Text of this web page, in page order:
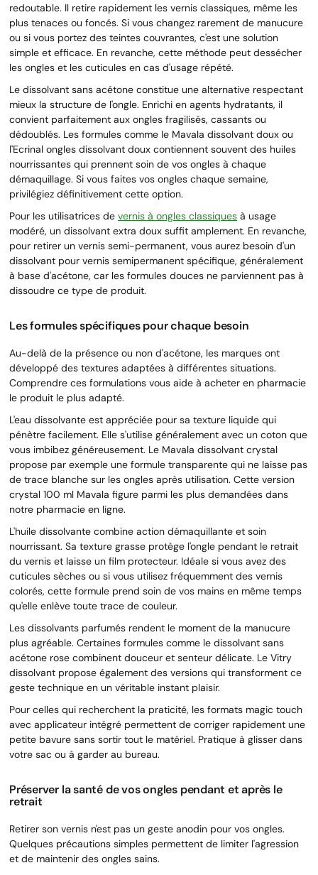
redoutable. Il retire rapidement les vernis classiques, même les
plus tenaces ou foncés. Si vous changez rarement de manucure
ou si vous portez des teintes couvrantes, c'est une solution
simple et efficace. En revanche, cette méthode peut dessécher
les ongles et les cuticules en cas d'usage répété.
Le dissolvant sans acétone constitue une alternative respectant
mieux la structure de l'ongle. Enrichi en agents hydratants, il
convient parfaitement aux ongles fragilisés, cassants ou
dédoublés. Les formules comme le Mavala dissolvant doux ou
l'Ecrinal ongles dissolvant doux contiennent souvent des huiles
nourrissantes qui prennent soin de vos ongles à chaque
démaquillage. Si vous faites vos ongles chaque semaine,
privilégiez définitivement cette option.
Pour les utilisatrices de vernis à ongles classiques à usage
modéré, un dissolvant extra doux suffit amplement. En revanche,
pour retirer un vernis semi-permanent, vous aurez besoin d'un
dissolvant pour vernis semipermanent spécifique, généralement
à base d'acétone, car les formules douces ne parviennent pas à
dissoudre ce type de produit.
Les formules spécifiques pour chaque besoin
Au-delà de la présence ou non d'acétone, les marques ont
développé des textures adaptées à différentes situations.
Comprendre ces formulations vous aide à acheter en pharmacie
le produit le plus adapté.
L'eau dissolvante est appréciée pour sa texture liquide qui
pénètre facilement. Elle s'utilise généralement avec un coton que
vous imbibez généreusement. Le Mavala dissolvant crystal
propose par exemple une formule transparente qui ne laisse pas
de trace blanche sur les ongles après utilisation. Cette version
crystal 100 ml Mavala figure parmi les plus demandées dans
notre pharmacie en ligne.
L'huile dissolvante combine action démaquillante et soin
nourrissant. Sa texture grasse protège l'ongle pendant le retrait
du vernis et laisse un film protecteur. Idéale si vous avez des
cuticules sèches ou si vous utilisez fréquemment des vernis
colorés, cette formule prend soin de vos mains en même temps
qu'elle enlève toute trace de couleur.
Les dissolvants parfumés rendent le moment de la manucure
plus agréable. Certaines formules comme le dissolvant sans
acétone rose combinent douceur et senteur délicate. Le Vitry
dissolvant propose également des versions qui transforment ce
geste technique en un véritable instant plaisir.
Pour celles qui recherchent la praticité, les formats magic touch
avec applicateur intégré permettent de corriger rapidement une
petite bavure sans sortir tout le matériel. Pratique à glisser dans
votre sac ou à garder au bureau.
Préserver la santé de vos ongles pendant et après le
retrait
Retirer son vernis n'est pas un geste anodin pour vos ongles.
Quelques précautions simples permettent de limiter l'agression
et de maintenir des ongles sains.